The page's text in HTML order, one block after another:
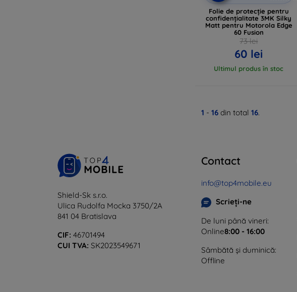
Folie de protecție pentru
confidențialitate 3MK Silky
Matt pentru Motorola Edge
60 Fusion
73 lei
60 lei
Ultimul produs în stoc
1 - 16 din total 16.
Shield-Sk s.r.o.
Ulica Rudolfa Mocka 3750/2A
841 04 Bratislava
CIF: 46701494
CUI TVA: SK2023549671
Contact
info@top4mobile.eu
Scrieți-ne
De luni până vineri:
Online8:00 - 16:00
Sâmbătă și duminică:
Offline